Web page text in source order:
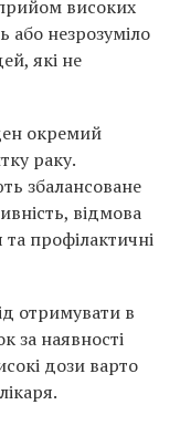
високих
або незрозуміло
які не
окремий
раку.
збалансоване
відмова
та профілактичні
отримувати в
за наявності
дози варто